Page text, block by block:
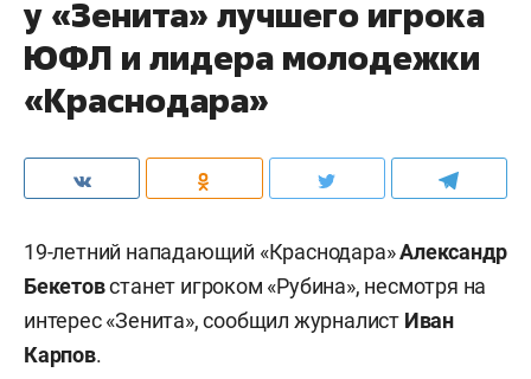
у «Зенита» лучшего игрока
ЮФЛ и лидера молодежки
«Краснодара»
19-летний нападающий «Краснодара»Александр
Бекетовстанет игроком «Рубина», несмотря на
интерес «Зенита», сообщил журналист Иван
Карпов.